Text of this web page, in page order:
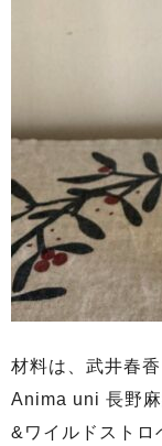
材料は、武井春
Anima uni 長野
&ワイルドストロ